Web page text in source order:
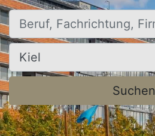
Beruf, Fachrichtung, Firma
Ort, Stadt
Suchen